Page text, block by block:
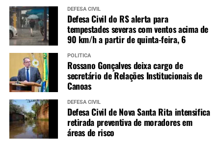
DEFESA CIVIL
Defesa Civil do RS alerta para
tempestades severas com ventos acima de
90 km/h a partir de quinta-feira, 6
POLÍTICA
Rossano Gonçalves deixa cargo de
secretário de Relações Institucionais de
Canoas
DEFESA CIVIL
Defesa Civil de Nova Santa Rita intensifica
retirada preventiva de moradores em
áreas de risco